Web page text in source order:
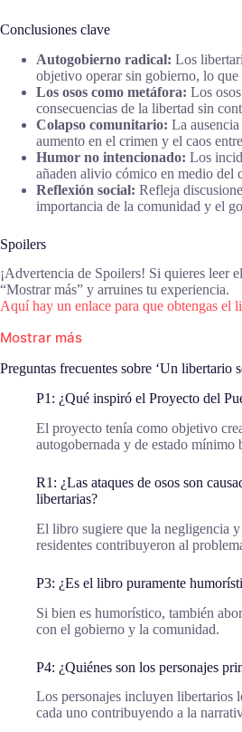
Conclusiones clave
Autogobierno radical: Los
objetivo operar sin gobierno, lo
Los osos como metáfora: Los
consecuencias de la libertad sin
Colapso comunitario: La
aumento en el crimen y el caos
Humor no intencionado: Los
añaden alivio cómico en medio del
Reflexión social: Refleja
importancia de la comunidad y el
Spoilers
¡Advertencia de Spoilers! Si quieres leer
“Mostrar más” y arruines tu experiencia.
Aquí hay un enlace para que obtengas el
Mostrar más
Preguntas frecuentes sobre ‘Un libertario
P1: ¿Qué inspiró el Proyecto del
El proyecto tenía como objetivo
autogobernada y de estado mínimo
R1: ¿Las ataques de osos son
libertarias?
El libro sugiere que la negligencia
residentes contribuyeron al
P3: ¿Es el libro puramente
Si bien es humorístico, también
con el gobierno y la comunidad.
P4: ¿Quiénes son los personajes
Los personajes incluyen libertarios
cada uno contribuyendo a la